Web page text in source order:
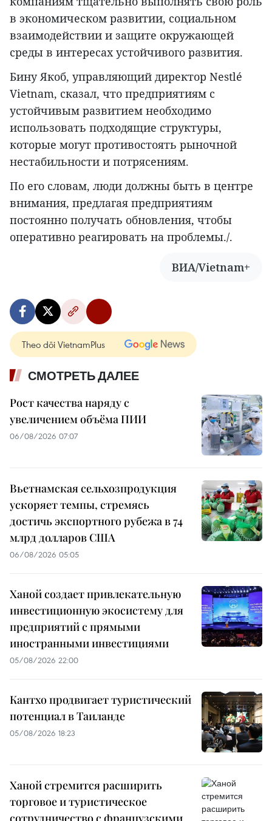
в экономическом развитии, социальном
взаимодействии и защите окружающей
среды в интересах устойчивого развития.
Бину Якоб, управляющий директор Nestlé
Vietnam, сказал, что предприятиям с
устойчивым развитием необходимо
использовать подходящие структуры,
которые могут противостоять рыночной
нестабильности и потрясениям.
По его словам, люди должны быть в центре
внимания, предлагая предприятиям
постоянно получать обновления, чтобы
оперативно реагировать на проблемы./.
ВИА/Vietnam+
Theo dõi VietnamPlus
СМОТРЕТЬ ДАЛЕЕ
Рост качества наряду с
увеличением объёма ПИИ
06/08/2026 07:07
Вьетнамская сельхозпродукция
ускоряет темпы, стремясь
достичь экспортного рубежа в 74
млрд долларов США
06/08/2026 05:05
Ханой создает привлекательную
инвестиционную экосистему для
предприятий с прямыми
иностранными инвестициями
05/08/2026 22:00
Кантхо продвигает туристический
потенциал в Таиланде
05/08/2026 18:23
Ханой стремится расширить
торговое и туристическое
сотрудничество с французскими